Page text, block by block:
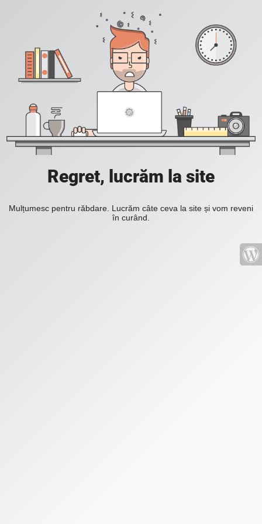
Regret, lucrăm la site
Mulțumesc pentru răbdare. Lucrăm câte ceva la site și vom reveni
în curând.